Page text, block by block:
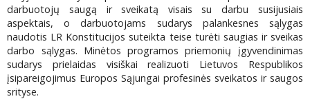
darbuotojų saugą ir sveikatą visais su darbu susijusiais
aspektais, o darbuotojams sudarys palankesnes sąlygas
naudotis LR Konstitucijos suteikta teise turėti saugias ir sveikas
darbo sąlygas. Minėtos programos priemonių įgyvendinimas
sudarys prielaidas visiškai realizuoti Lietuvos Respublikos
įsipareigojimus Europos Sąjungai profesinės sveikatos ir saugos
srityse.